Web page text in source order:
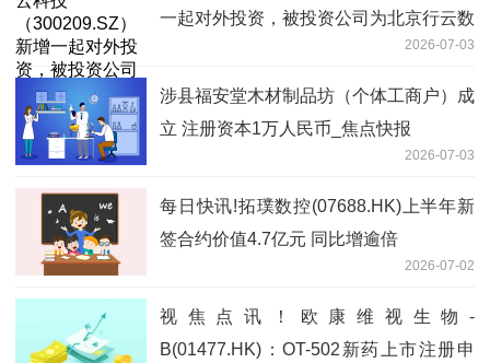
一起对外投资，被投资公司为北京行云数
2026-07-03
涉县福安堂木材制品坊（个体工商户）成
立 注册资本1万人民币_焦点快报
2026-07-03
每日快讯!拓璞数控(07688.HK)上半年新
签合约价值4.7亿元 同比增逾倍
2026-07-02
视焦点讯！欧康维视生物-
B(01477.HK)：OT-502新药上市注册申